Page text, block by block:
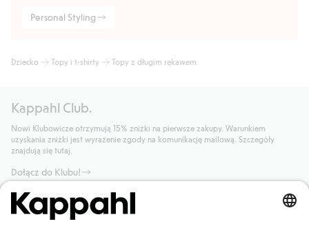
Personal Styling
Dziecko Topy i t-shirty Topy z długim rękawem
Kappahl Club.
Nowi Klubowicze otrzymują 15% zniżki na pierwsze zakupy. Warunkiem
uzyskania zniżki jest wyrażenie zgody na komunikację mailową. Szczegóły
znajdują się tutaj.
Dołącz do Klubu!